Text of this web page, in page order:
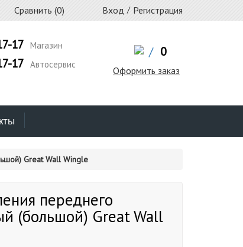
Сравнить (0) Вход / Регистрация
17 Магазин
17 Автосервис
/ 0
Оформить заказ
Great Wall Wingle
переднего
(большой) Great Wall